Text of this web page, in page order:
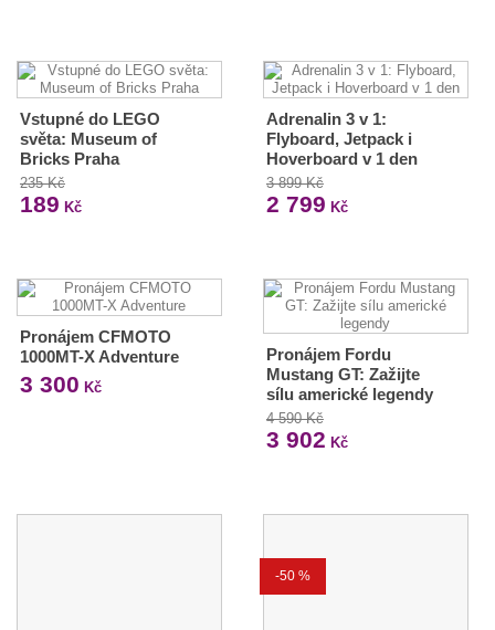
Vstupné do LEGO
světa: Museum of
Bricks Praha
235 Kč
189 Kč
Adrenalin 3 v 1:
Flyboard, Jetpack i
Hoverboard v 1 den
3 899 Kč
2 799 Kč
Pronájem CFMOTO
1000MT-X Adventure
3 300 Kč
Pronájem Fordu
Mustang GT: Zažijte
sílu americké legendy
4 590 Kč
3 902 Kč
-50 %